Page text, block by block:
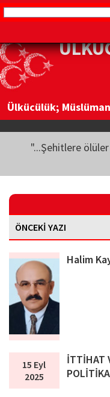
Ülkücülük;
"...Şehitlere
ÖNCEKİ YAZI
Halim
15 Eyl
2025
İTTİHAT